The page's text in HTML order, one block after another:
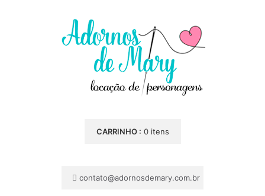
CARRINHO : 0 itens
contato@adornosdemary.com.br